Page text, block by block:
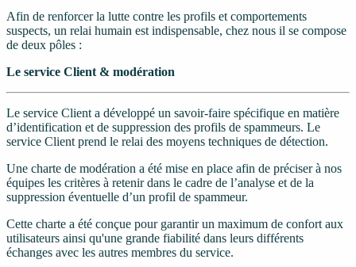
Afin de renforcer la lutte contre les profils et comportements
suspects, un relai humain est indispensable, chez nous il se compose
de deux pôles :
Le service Client & modération
Le service Client a développé un savoir-faire spécifique en matière
d’identification et de suppression des profils de spammeurs. Le
service Client prend le relai des moyens techniques de détection.
Une charte de modération a été mise en place afin de préciser à nos
équipes les critères à retenir dans le cadre de l’analyse et de la
suppression éventuelle d’un profil de spammeur.
Cette charte a été conçue pour garantir un maximum de confort aux
utilisateurs ainsi qu'une grande fiabilité dans leurs différents
échanges avec les autres membres du service.